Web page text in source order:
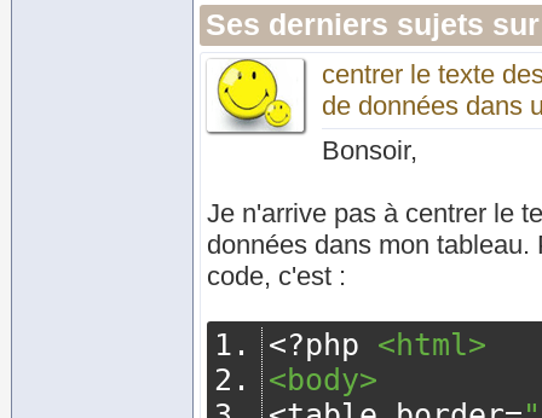
Ses derniers sujets
centrer le texte
de données dans
Bonsoir,
Je n'arrive pas à centrer le
données dans mon
code, c'est :
<?php <html>
<body>